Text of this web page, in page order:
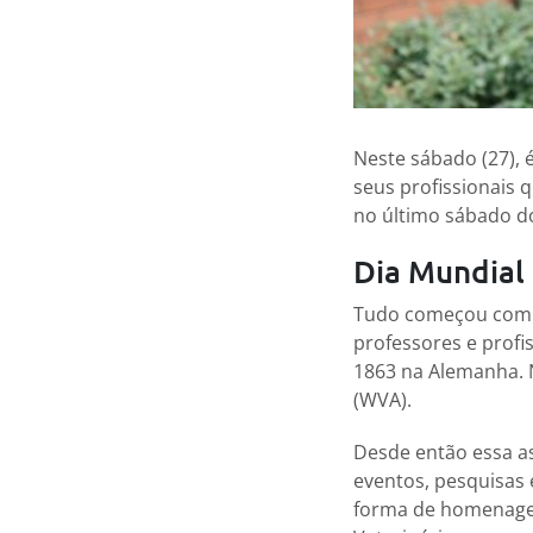
Neste sábado
seus profissionais
no último sábado
Dia
Tudo começou
professores e
1863 na
(WVA).
Desde então essa
eventos,
forma de